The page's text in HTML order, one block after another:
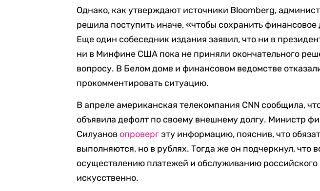
Однако, как утверждают источники Bloomberg,
решила поступить иначе, «чтобы сохранить
Еще один собеседник издания заявил, что ни в
ни в Минфине США пока не приняли окончательного
вопросу. В Белом доме и финансовом ведомстве
прокомментировать ситуацию.
В апреле американская телекомпания CNN сообщила,
объявила дефолт по своему внешнему долгу. Министр
Силуанов опроверг эту информацию, пояснив, что
выполняются, но в рублях. Тогда же он подчеркнул, что
осуществлению платежей и обслуживанию российского
искусственно.